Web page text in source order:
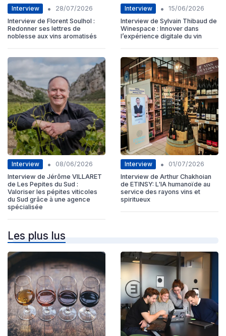
Interview •
28/07/2026
Interview de Florent Soulhol :
Redonner ses lettres de
noblesse aux vins aromatisés
Interview •
15/06/2026
Interview de Sylvain Thibaud de
Winespace : Innover dans
l’expérience digitale du vin
Interview •
08/06/2026
Interview de Jérôme VILLARET
de Les Pepites du Sud :
Valoriser les pépites viticoles
du Sud grâce à une agence
spécialisée
Interview •
01/07/2026
Interview de Arthur Chakhoian
de ETINSY: L'IA humanoïde au
service des rayons vins et
spiritueux
Les plus lus